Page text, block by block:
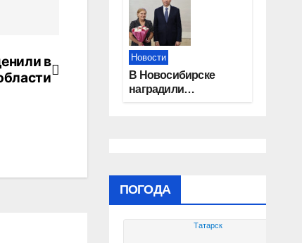
в
Новости
В Новосибирске
наградили
ПОГОДА
Татарск